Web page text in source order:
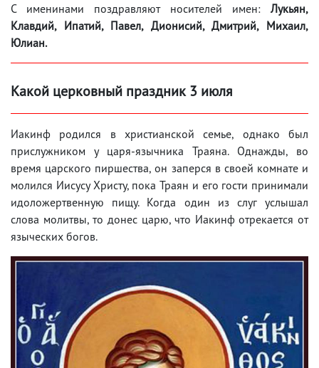
С именинами поздравляют носителей имен: Лукьян,
Клавдий, Ипатий, Павел, Дионисий, Дмитрий, Михаил,
Юлиан.
Какой церковный праздник 3 июля
Иакинф родился в христианской семье, однако был
прислужником у царя-язычника Траяна. Однажды, во
время царского пиршества, он заперся в своей комнате и
молился Иисусу Христу, пока Траян и его гости принимали
идоложертвенную пищу. Когда один из слуг услышал
слова молитвы, то донес царю, что Иакинф отрекается от
языческих богов.